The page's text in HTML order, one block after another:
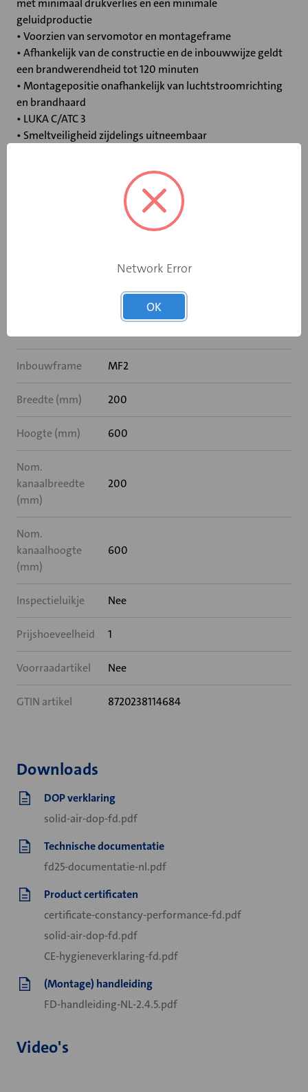
met minimaal drukverlies en een minimale
geluidproductie
• Voorzien van servomotor en montageframe
• Afhankelijk van de constructie en de inbouwwijze geldt
een brandwerendheid tot 120 minuten
• Montagepositie onafhankelijk van luchtstroomrichting
en brandhaard
• LUKA C/ATC 3
• Smeltveiligheid zijdelings uitneembaar
Elektromotor 230 V
Inbouwframe MF2
Breedte (mm) 200
Hoogte (mm) 600
Nom.
kanaalbreedte
(mm)
200
Nom.
kanaalhoogte
(mm)
600
Inspectieluikje Nee
Prijshoeveelheid 1
Voorraadartikel Nee
GTIN artikel 8720238114684
Downloads
DOP verklaring
solid-air-dop-fd.pdf
Technische documentatie
fd25-documentatie-nl.pdf
Product certificaten
certificate-constancy-performance-fd.pdf
solid-air-dop-fd.pdf
CE-hygieneverklaring-fd.pdf
(Montage) handleiding
FD-handleiding-NL-2.4.5.pdf
Video's
Network Error
OK